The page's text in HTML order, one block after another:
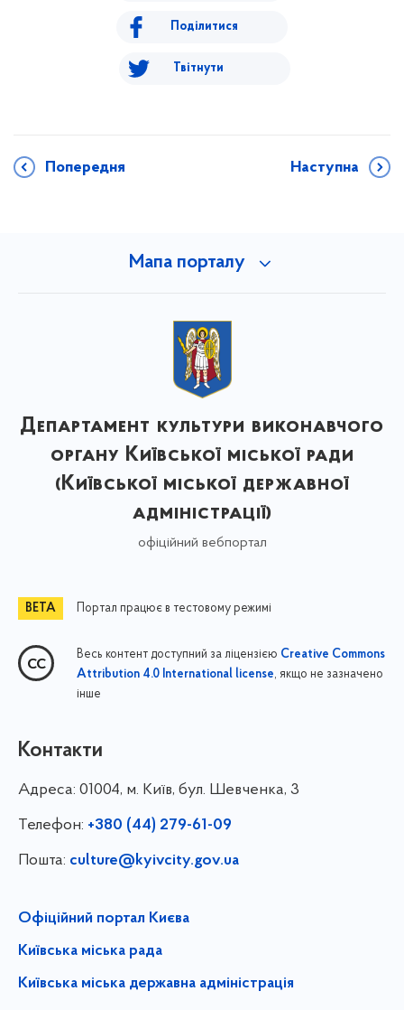
Поділитися
Твітнути
Попередня Наступна
Мапа порталу
Департамент культури виконавчого
органу Київської міської ради
(Київської міської державної
адміністрації)
офіційний вебпортал
Портал працює в тестовому режимі
Весь контент доступний за ліцензією Creative Commons
Attribution 4.0 International license, якщо не зазначено
інше
Контакти
Адреса: 01004, м. Київ, бул. Шевченка, 3
Телефон: +380 (44) 279-61-09
Пошта: culture@kyivcity.gov.ua
Офіційний портал Києва
Київська міська рада
Київська міська державна адміністрація